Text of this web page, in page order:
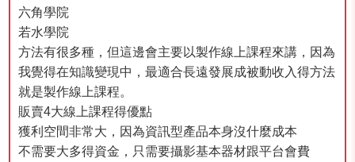
六角學院
若水學院
方法有很多種，但這邊會主要以製作線上課程來講，因為
我覺得在知識變現中，最適合長遠發展成被動收入得方法
就是製作線上課程。
販賣4大線上課程得優點
獲利空間非常大，因為資訊型產品本身沒什麼成本
不需要大多得資金，只需要攝影基本器材跟平台會費